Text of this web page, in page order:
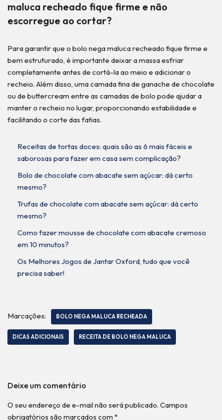
maluca recheado fique firme e não
escorregue ao cortar?
Para garantir que o bolo nega maluca recheado fique firme e
bem estruturado, é importante deixar a massa esfriar
completamente antes de cortá-la ao meio e adicionar o
recheio. Além disso, uma camada fina de ganache de chocolate
ou de buttercream entre as camadas de bolo pode ajudar a
manter o recheio no lugar, proporcionando estabilidade e
facilitando o corte das fatias.
Receitas de tortas doces: quais são as 6 mais fáceis e
saborosas para fazer em casa sem complicação?
Bolo de chocolate com abacate sem açúcar: dá certo
mesmo?
Trufas de chocolate com abacate sem açúcar: dá certo
mesmo?
Como fazer mousse de chocolate com abacate cremoso
em 10 minutos?
Os Melhores Jogos de Jantar Oxford, tudo que você
precisa saber!
Marcações: BOLO NEGA MALUCA RECHEADA
DICAS ADICIONAIS RECEITA DE BOLO NEGA MALUCA
Deixe um comentário
O seu endereço de e-mail não será publicado. Campos
obrigatórios são marcados com *